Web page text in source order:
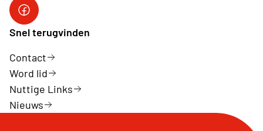
Snel terugvinden
Contact
Word lid
Nuttige Links
Nieuws